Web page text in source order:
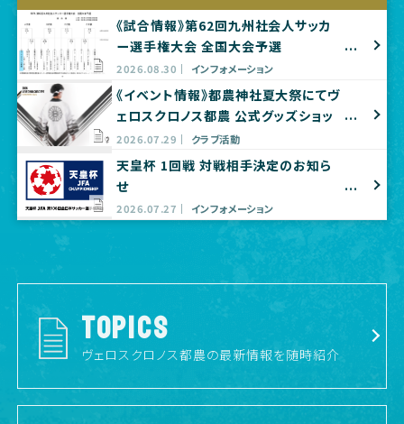
《試合情報》第62回九州社会人サッカ
ー選手権大会 全国大会予選
2026.08.30 インフォメーション
《イベント情報》都農神社夏大祭にてヴ
ェロスクロノス都農 公式グッズショッ
プ出店のお知らせ
2026.07.29 クラブ活動
天皇杯 1回戦 対戦相手決定のお知ら
せ
2026.07.27 インフォメーション
TOPICS
ヴェロスクロノス都農の最新情報を随時紹介